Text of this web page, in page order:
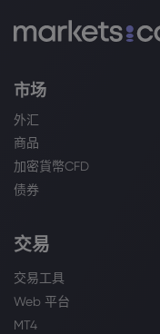
市场
外汇
商品
加密貨幣CFD
债券
交易
交易工具
Web 平台
MT4